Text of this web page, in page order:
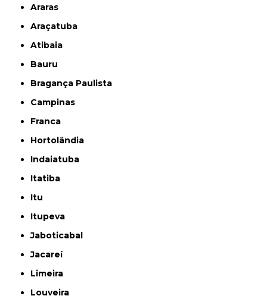
Araras
Araçatuba
Atibaia
Bauru
Bragança Paulista
Campinas
Franca
Hortolândia
Indaiatuba
Itatiba
Itu
Itupeva
Jaboticabal
Jacareí
Limeira
Louveira